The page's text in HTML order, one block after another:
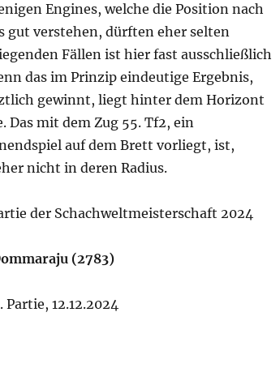
Engines, welche die Position nach
gut verstehen, dürften eher selten
Fällen ist hier fast ausschließlich
das im Prinzip eindeutige Ergebnis,
gewinnt, liegt hinter dem Horizont
Das mit dem Zug 55. Tf2, ein
auf dem Brett vorliegt, ist,
nicht in deren Radius.
der Schachweltmeisterschaft 2024
(2783)
Partie, 12.12.2024